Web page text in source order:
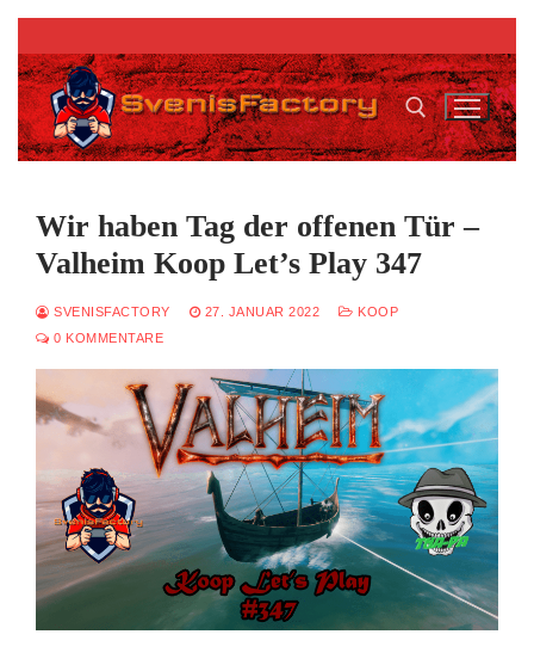
Zum
Inhalt
springen
Wir haben Tag der offenen Tür –
Valheim Koop Let’s Play 347
SVENISFACTORY 27. JANUAR 2022
KOOP
0 KOMMENTARE